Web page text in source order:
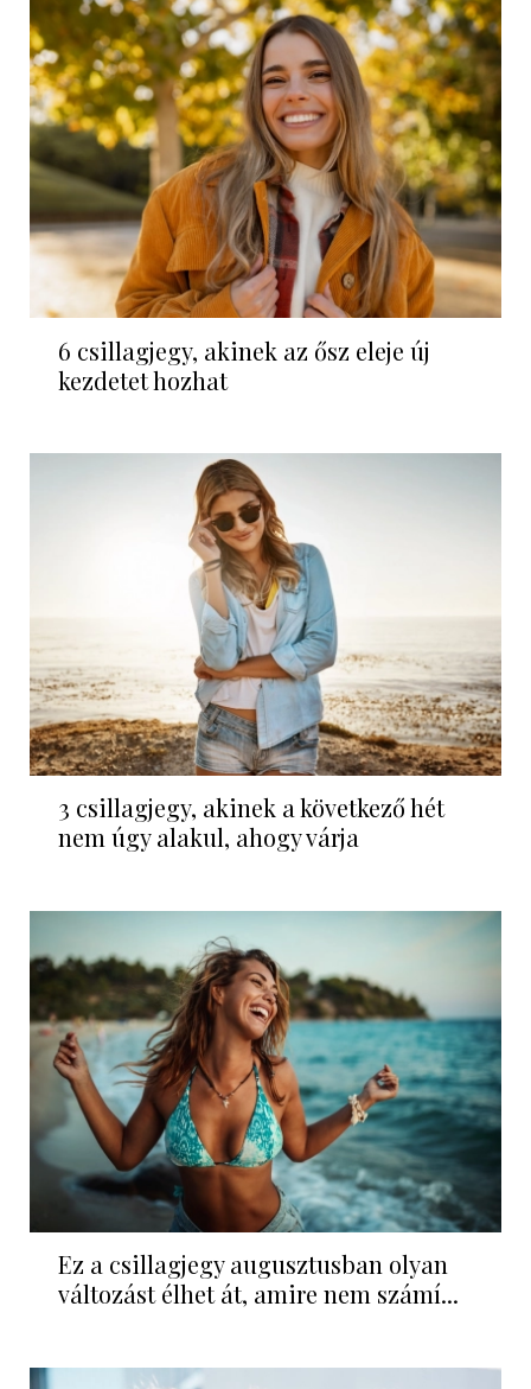
6 csillagjegy, akinek az ősz eleje új
kezdetet hozhat
3 csillagjegy, akinek a következő hét
nem úgy alakul, ahogy várja
Ez a csillagjegy augusztusban olyan
változást élhet át, amire nem számí...